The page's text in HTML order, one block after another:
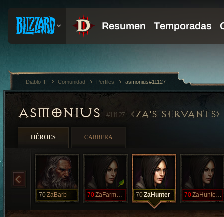
ASMONIUS #11127 ZA'S SERVANTS
HÉROES CARRERA
70ZaBarb 70 ZaFarmerHC 70ZaHunter 70 ZaHunterHC
Diablo III Comunidad Perfiles asmonius#11127